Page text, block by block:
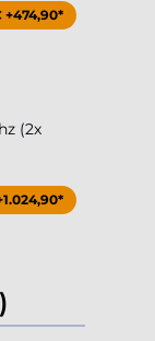
+474,90*
(2x